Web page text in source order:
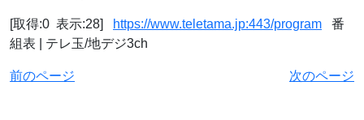
[取得:0 表示:28] https://www.teletama.jp:443/program 番
組表 | テレ玉/地デジ3ch
前のページ 次のページ